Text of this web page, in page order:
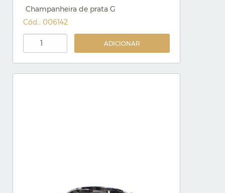
Champanheira de prata G
Cód.: 006142
ADICIONAR